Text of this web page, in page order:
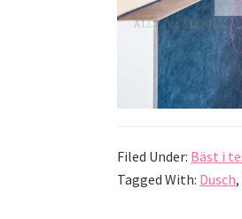
Filed Under: Bäst i
Tagged With: Dusch,